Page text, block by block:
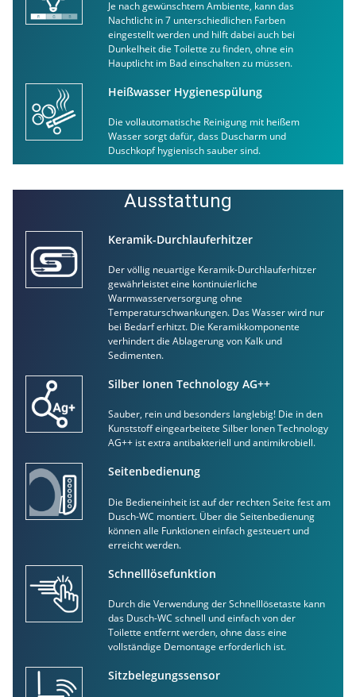
Je nach gewünschtem Ambiente, kann das
Nachtlicht in 7 unterschiedlichen Farben
eingestellt werden und hilft dabei auch bei
Dunkelheit die Toilette zu finden, ohne ein
Hauptlicht im Bad einschalten zu müssen.
Heißwasser Hygienespülung
Die vollautomatische Reinigung mit heißem
Wasser sorgt dafür, dass Duscharm und
Duschkopf hygienisch sauber sind.
Ausstattung
Keramik-Durchlauferhitzer
Der völlig neuartige Keramik-Durchlauferhitzer
gewährleistet eine kontinuierliche
Warmwasserversorgung ohne
Temperaturschwankungen. Das Wasser wird nur
bei Bedarf erhitzt. Die Keramikkomponente
verhindert die Ablagerung von Kalk und
Sedimenten.
Silber Ionen Technology AG++
Sauber, rein und besonders langlebig! Die in den
Kunststoff eingearbeitete Silber Ionen Technology
AG++ ist extra antibakteriell und antimikrobiell.
Seitenbedienung
Die Bedieneinheit ist auf der rechten Seite fest am
Dusch-WC montiert. Über die Seitenbedienung
können alle Funktionen einfach gesteuert und
erreicht werden.
Schnelllösefunktion
Durch die Verwendung der Schnelllösetaste kann
das Dusch-WC schnell und einfach von der
Toilette entfernt werden, ohne dass eine
vollständige Demontage erforderlich ist.
Sitzbelegungssensor